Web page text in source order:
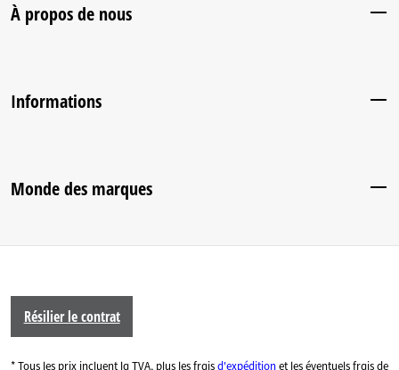
À propos de nous
Informations
Monde des marques
Résilier le contrat